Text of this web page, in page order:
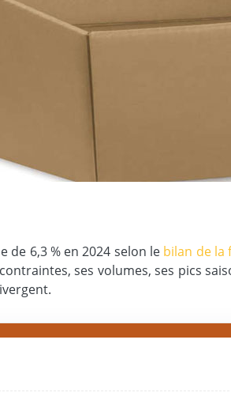
de 6,3 % en 2024 selon le bilan de la
ses volumes, ses pics